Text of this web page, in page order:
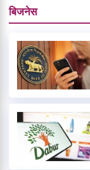
बिजनेस